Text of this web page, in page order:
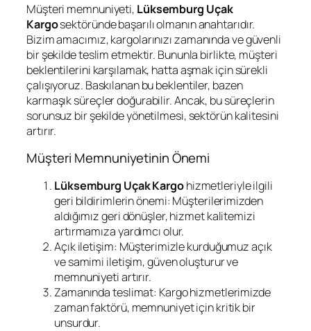
Müşteri memnuniyeti, Lüksemburg Uçak
Kargosektöründe başarılı olmanın anahtarıdır.
Bizim amacımız, kargolarınızı zamanında ve güvenli
bir şekilde teslim etmektir. Bununla birlikte, müşteri
beklentilerini karşılamak, hatta aşmak için sürekli
çalışıyoruz. Baskılanan bu beklentiler, bazen
karmaşık süreçler doğurabilir. Ancak, bu süreçlerin
sorunsuz bir şekilde yönetilmesi, sektörün kalitesini
artırır.
Müşteri Memnuniyetinin Önemi
Lüksemburg Uçak Kargohizmetleriyle ilgili
geri bildirimlerin önemi: Müşterilerimizden
aldığımız geri dönüşler, hizmet kalitemizi
artırmamıza yardımcı olur.
Açık iletişim: Müşterimizle kurduğumuz açık
ve samimi iletişim, güven oluşturur ve
memnuniyeti artırır.
Zamanında teslimat: Kargo hizmetlerimizde
zaman faktörü, memnuniyet için kritik bir
unsurdur.